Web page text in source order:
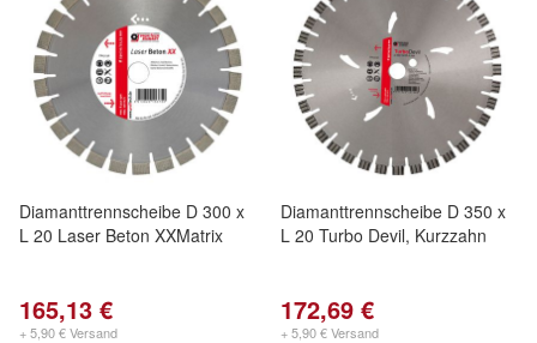
Diamanttrennscheibe D 300 x
L 20 Laser Beton XXMatrix
165,13 €
+ 5,90 € Versand
Diamanttrennscheibe D 350 x
L 20 Turbo Devil, Kurzzahn
172,69 €
+ 5,90 € Versand